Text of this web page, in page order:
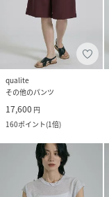
qualite
その他のパンツ
17,600 円
160ポイント(1倍)